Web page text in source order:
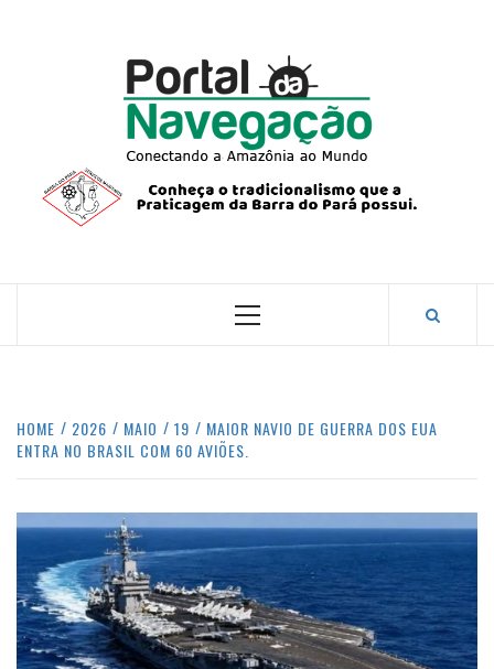
CONECTANDO A AMAZÔNIA COM O MUNDO.
Primary
HOME 2026 MAIO 19
MAIOR NAVIO DE GUERRA DOS EUA
ENTRA NO BRASIL COM 60 AVIÕES.